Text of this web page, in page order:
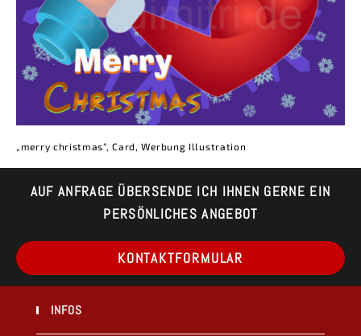
„merry christmas“, Card, Werbung Illustration
AUF ANFRAGE ÜBERSENDE ICH IHNEN GERNE EIN
PERSÖNLICHES ANGEBOT
KONTAKTFORMULAR
in
INFOS